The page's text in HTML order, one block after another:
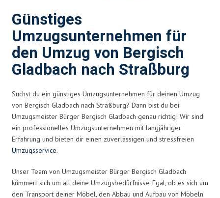
Günstiges
Umzugsunternehmen für
den Umzug von Bergisch
Gladbach nach Straßburg
Suchst du ein günstiges Umzugsunternehmen für deinen Umzug
von Bergisch Gladbach nach Straßburg? Dann bist du bei
Umzugsmeister Bürger Bergisch Gladbach genau richtig! Wir sind
ein professionelles Umzugsunternehmen mit langjähriger
Erfahrung und bieten dir einen zuverlässigen und stressfreien
Umzugsservice.
Unser Team von Umzugsmeister Bürger Bergisch Gladbach
kümmert sich um all deine Umzugsbedürfnisse. Egal, ob es sich um
den Transport deiner Möbel, den Abbau und Aufbau von Möbeln